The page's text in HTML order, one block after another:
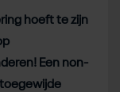
hoeft te zijn
Een non-